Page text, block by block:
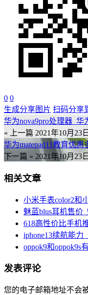
0 0
生成分享图片 扫码分享
华为nova9pro处理器_华
« 上一篇 2021年10月23
华为matepad11教育优
下一篇 » 2021年10月23
相关文章
小米手表color2和
魅蓝blus耳机售价
618高性价比手机
iphone13续航能力
oppok9和oppok9s
发表评论
您的电子邮箱地址不会